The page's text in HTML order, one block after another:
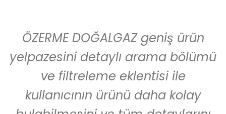
ÖZERME DOĞALGAZ geniş ürün
yelpazesini detaylı arama bölümü
ve filtreleme eklentisi ile
kullanıcının ürünü daha kolay